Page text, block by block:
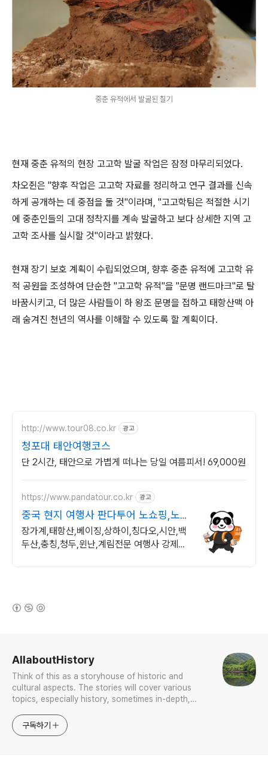
중춘 유적에서 발굴된 칠기
현재 중춘 유적의 현장 고고학 발굴 작업은 잠정 마무리되었다.
차오쥔은 "향후 작업은 고고학 자료를 정리하고 연구 결과를 신속
하게 공개하는 데 중점을 둘 것"이라며, "고고학팀은 적절한 시기
에 중춘인들의 고대 정착지를 계속 발굴하고 보다 상세한 지역 고
고학 조사를 실시할 것"이라고 밝혔다.
현재 장기 보호 계획이 수립되었으며, 향후 중춘 유적에 고고학 유
적 공원을 조성하여 단순한 "고고학 유적"을 "문명 랜드마크"로 탈
바꿈시키고, 더 많은 사람들이 하 왕조 문명을 접하고 태항산맥 아
래 숨겨진 천년의 역사를 이해할 수 있도록 할 계획이다.
http://www.tour08.co.kr 광고
청포대 태안여행코스
단 2시간, 태안으로 가볍게 떠나는 당일 여름피서! 69,000원
https://www.pandatour.co.kr 광고
중국 현지 여행사 판다투어 노쇼핑,노
옵션,노팁
장가계,태항산,베이징,상하이,칭다오,시안,백
두산,충칭,청두,윈난,계림전문 여행사 강제쇼
AllaboutHistory
Think of this as a storyhouse of historic and
cultural aspects. The stories will cover various
topics, especially history, sometimes in-depth,
approach will be to resist any common sense or
generalized viewpoint
구독하기